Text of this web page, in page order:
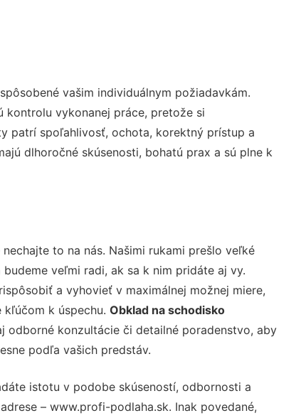
vašim individuálnym požiadavkám.
kontrolu vykonanej práce, pretože si
patrí spoľahlivosť, ochota, korektný prístup a
dlhoročné skúsenosti, bohatú prax a sú plne k
nechajte to na nás. Našimi rukami prešlo veľké
veľmi radi, ak sa k nim pridáte aj vy.
a vyhovieť v maximálnej možnej miere,
k úspechu. Obklad na schodisko
odborné konzultácie či detailné poradenstvo, aby
podľa vašich predstáv.
istotu v podobe skúseností, odbornosti a
– www.profi-podlaha.sk. Inak povedané,